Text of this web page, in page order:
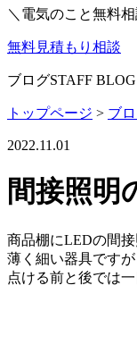
＼電気のこと無料相
無料見積もり相談
ブログSTAFF BLOG
トップページ > ブ
2022.11.01
間接照明
商品棚にLEDの間
薄く細い器具です
点ける前と後では